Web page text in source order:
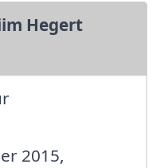
Hegert
2015,